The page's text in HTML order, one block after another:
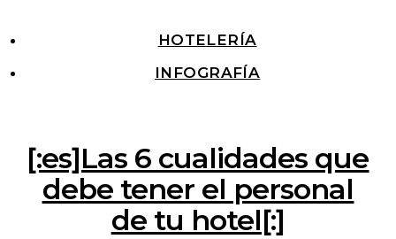
HOTELERÍA
INFOGRAFÍA
[:es]Las 6 cualidades que
debe tener el personal
de tu hotel[:]